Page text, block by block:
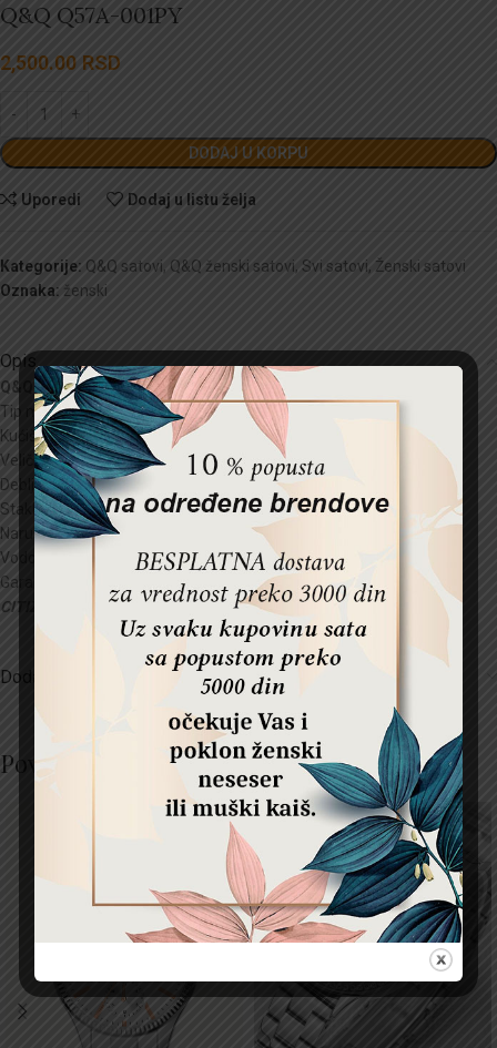
Q&Q Q57A-001PY
2,500.00 RSD
DODAJ U KORPU
Uporedi Dodaj u listu želja
Kategorije: Q&Q satovi, Q&Q ženski satovi, Svi satovi, Ženski satovi
Oznaka: ženski
Opis
Q&Q rucni sat
Tip mehanizma:Kvarc
Kućište:Metal
Veličina kućišta:30mm
Debljina kućišta:mm
Staklo:Mineral kristal
Narukvica:mm
Vodootpornost:
3 ATM
Garancija:
2 godine
CITIZEN WATCH – Japan
Dodatne informacije
Povezani proizvodi